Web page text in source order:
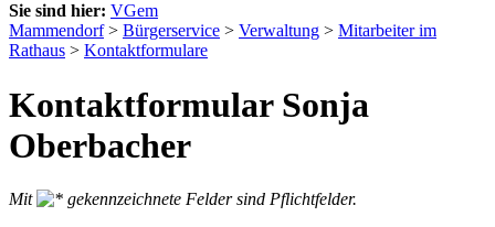
Sie sind hier: VGem
Mammendorf> Bürgerservice > Verwaltung > Mitarbeiter im
Rathaus > Kontaktformulare
Kontaktformular Sonja
Oberbacher
Mit
gekennzeichnete Felder sind Pflichtfelder.